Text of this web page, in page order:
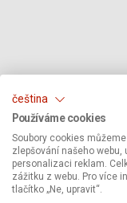
čeština
Používáme cookies
Soubory cookies
zlepšování našeho
personalizaci reklam.
zážitku z webu. Pro více
tlačítko „Ne, upravit“.